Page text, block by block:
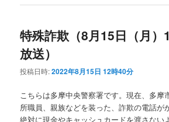
特殊詐欺（8月15日（月）
放送）
投稿日時:2022年8月15日 12時40分
こちらは多摩中央警察署です。現在、多摩
所職員、親族などを装った、詐欺の電話が
絶対に現金やキャッシュカードを渡さない